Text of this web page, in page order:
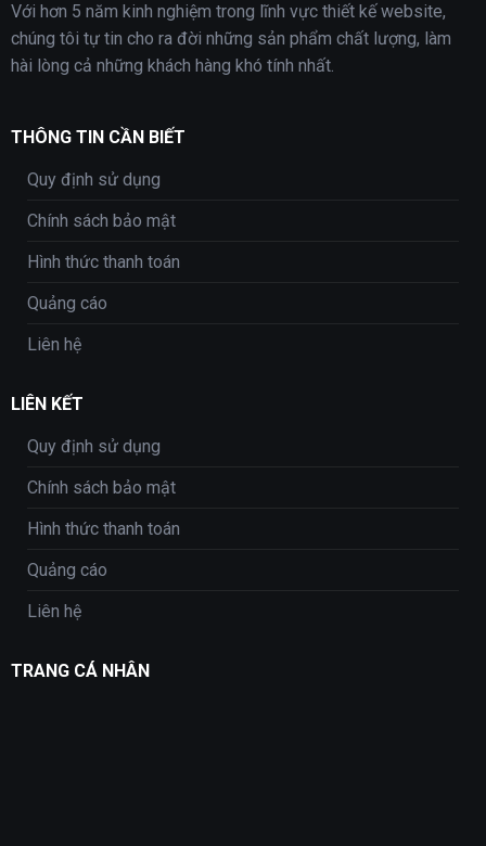
Với hơn 5 năm kinh nghiệm trong lĩnh vực thiết kế website,
chúng tôi tự tin cho ra đời những sản phẩm chất lượng, làm
hài lòng cả những khách hàng khó tính nhất.
THÔNG TIN CẦN BIẾT
Quy định sử dụng
Chính sách bảo mật
Hình thức thanh toán
Quảng cáo
Liên hệ
LIÊN KẾT
Quy định sử dụng
Chính sách bảo mật
Hình thức thanh toán
Quảng cáo
Liên hệ
TRANG CÁ NHÂN